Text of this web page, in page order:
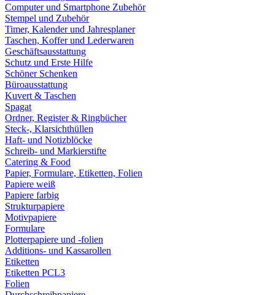
Computer und Smartphone Zubehör
Stempel und Zubehör
Timer, Kalender und Jahresplaner
Taschen, Koffer und Lederwaren
Geschäftsausstattung
Schutz und Erste Hilfe
Schöner Schenken
Büroausstattung
Kuvert & Taschen
Spagat
Ordner, Register & Ringbücher
Steck-, Klarsichthüllen
Haft- und Notizblöcke
Schreib- und Markierstifte
Catering & Food
Papier, Formulare, Etiketten, Folien
Papiere weiß
Papiere farbig
Strukturpapiere
Motivpapiere
Formulare
Plotterpapiere und -folien
Additions- und Kassarollen
Etiketten
Etiketten PCL3
Folien